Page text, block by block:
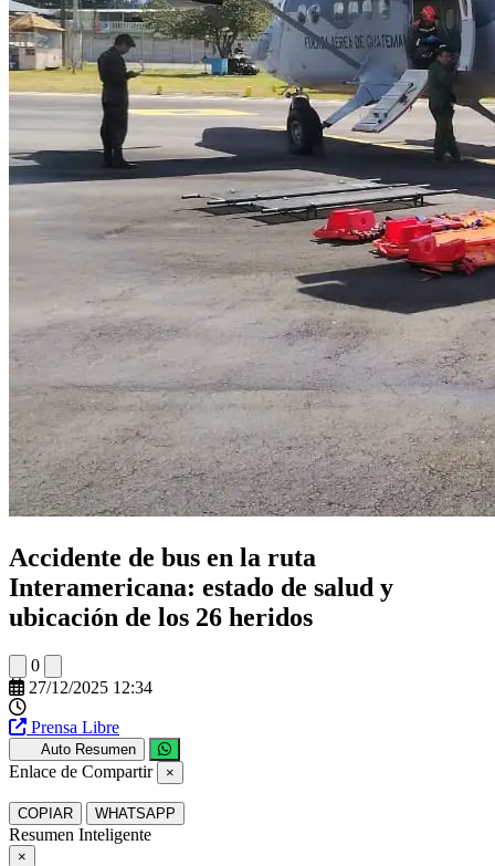
Accidente de bus en la ruta
Interamericana: estado de salud y
ubicación de los 26 heridos
0
27/12/2025 12:34
Prensa Libre
Auto Resumen
Enlace de Compartir ×
COPIAR WHATSAPP
Resumen Inteligente
×